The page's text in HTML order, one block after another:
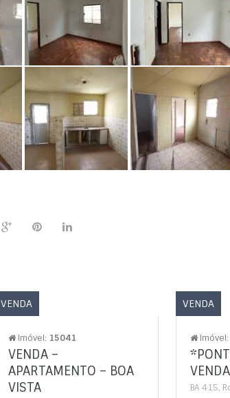
VENDA
Imóvel: 15041
VENDA –
APARTAMENTO – BOA
VISTA
VENDA
Imóvel:
BA 415,